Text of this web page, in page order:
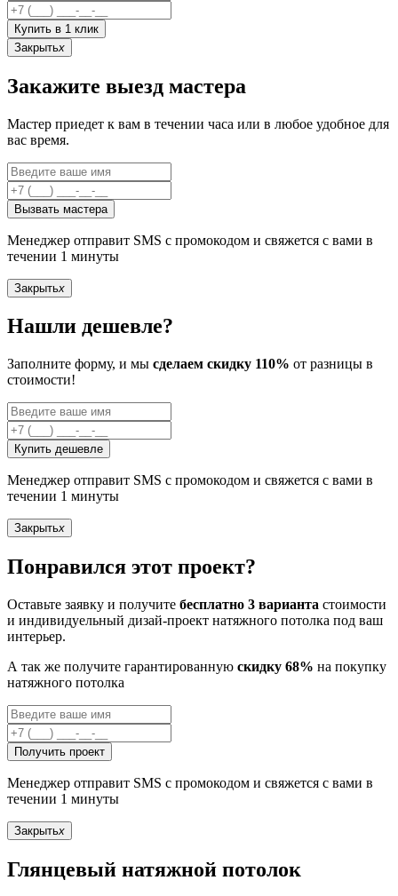
Купить в 1 клик
Закрытьx
Закажите выезд мастера
Мастер приедет к вам в течении часа или в любое удобное для
вас время.
Вызвать мастера
Менеджер отправит SMS с промокодом и свяжется с вами в
течении 1 минуты
Закрытьx
Нашли дешевле?
Заполните форму, и мы сделаем скидку 110% от разницы в
стоимости!
Купить дешевле
Менеджер отправит SMS с промокодом и свяжется с вами в
течении 1 минуты
Закрытьx
Понравился этот проект?
Оставьте заявку и получите бесплатно 3 варианта стоимости
и индивидуельный дизай-проект натяжного потолка под ваш
интерьер.
А так же получите гарантированную скидку 68% на покупку
натяжного потолка
Получить проект
Менеджер отправит SMS с промокодом и свяжется с вами в
течении 1 минуты
Закрытьx
Глянцевый натяжной потолок